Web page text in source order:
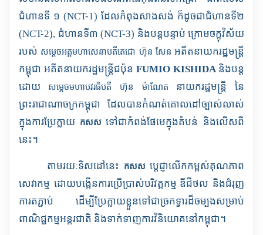
ជំហានទី ១ (NCT-1) ដែលកំពុងសាងសង់ ក៏ដូចជាជំហានទី២​
(NCT-2), ជំហានទី៣ (NCT-3) និងបន្តបន្ទាប់ ក្រោមចក្ខុវិស័យ
របស់ សម្តេចអគ្គមហាសេនាបតីតេជោ ហ៊ុន សែន អតីតនាយករដ្ឋមន្ត្រី
កម្ពុជា អតីតនាយករដ្ឋមន្ត្រីជប៉ុន FUMIO KISHIDA និងបន្ត
ដោយ
សម្តេចមហាបវរធិបតី ហ៊ុន ម៉ាណែត
នាយករដ្ឋមន្ត្រី នៃ
ព្រះរាជាណាចក្រកម្ពុជា ដែលបានកំណត់គោលដៅច្បាស់លាស់
ក្នុងការប្រែក្លាយ
កសស ទៅជាកំពង់ផែមេក្នុងតំបន់ និងលើសពី
នេះ។
តាមរយៈទិសដៅនេះ កសស ប្តេជ្ញាលើកកម្ពស់គុណភាព
សេវាកម្ម ដោយបង្កើនការប្រើប្រាស់បរិវត្តកម្ម ឌីជីថល និងជំរុញ
ការតភ្ជាប់ ដើម្បីប្រែក្លាយខ្លួនទៅជាច្រកទ្វារដ៏ចម្បងសម្រាប់
ពាណិជ្ជកម្មអន្តរជាតិ និងទាក់ទាញការវិនិយោគនៅកម្ពុជា។